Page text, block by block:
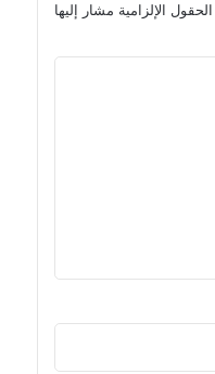
الحقول الإلزامية مشار إليها